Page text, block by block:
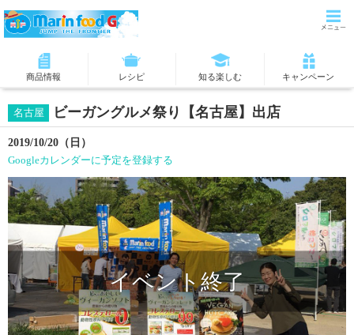
商品情報 レシピ 知る楽しむ キャンペーン
名古屋 ビーガングルメ祭り【名古屋】出店
2019/10/20（日）
Googleカレンダーに予定を登録する